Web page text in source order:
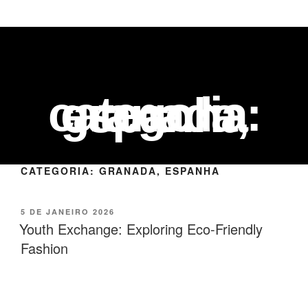
categoria:
granada, espanha
CATEGORIA: GRANADA, ESPANHA
5 DE JANEIRO 2026
Youth Exchange: Exploring Eco-Friendly
Fashion